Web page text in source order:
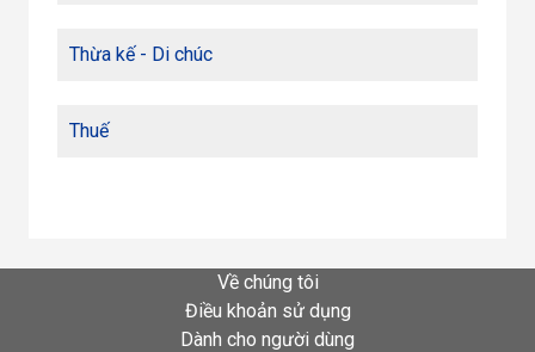
Thừa kế - Di chúc
Thuế
Về chúng tôi
Điều khoản sử dụng
Dành cho người dùng